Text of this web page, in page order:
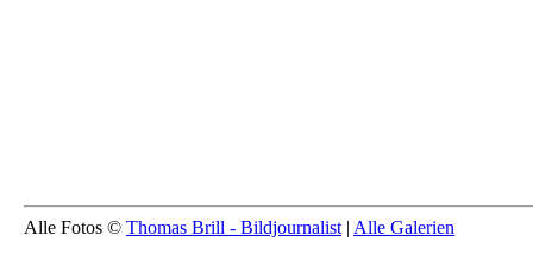
Alle Fotos © Thomas Brill - Bildjournalist | Alle Galerien